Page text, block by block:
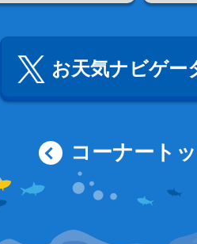
お天気ナビゲー
コーナート